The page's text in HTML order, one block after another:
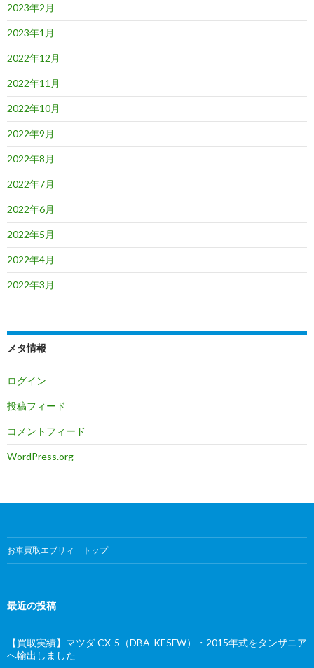
2023年2月
2023年1月
2022年12月
2022年11月
2022年10月
2022年9月
2022年8月
2022年7月
2022年6月
2022年5月
2022年4月
2022年3月
メタ情報
ログイン
投稿フィード
コメントフィード
WordPress.org
お車買取エブリィ トップ
最近の投稿
【買取実績】マツダ CX-5（DBA-KE5FW）・2015年式をタンザニア
へ輸出しました